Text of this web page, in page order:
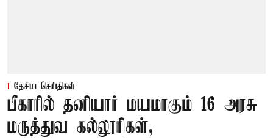
தேசிய செய்திகள்
பீகாரில் தனியார் மயமாகும் 16 அரசு
மருத்துவ கல்லூரிகள்,